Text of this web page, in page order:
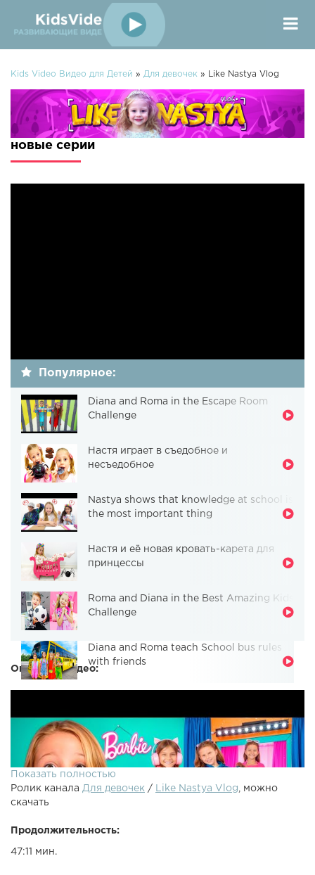
Kids Video Видео для Детей » Для девочек » Like Nastya Vlog
новые серии
Популярное:
Diana and Roma in the Escape Room
Challenge
Настя играет в съедобное и
несъедобное
Nastya shows that knowledge at school is
the most important thing
Настя и её новая кровать-карета для
принцессы
Roma and Diana in the Best Amazing Kids
Challenge
Diana and Roma teach School bus rules
with friends
Описание видео:
Показать полностью
Ролик канала Для девочек / Like Nastya Vlog
, можно
скачать
Продолжительность:
47:11 мин.